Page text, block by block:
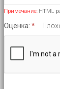
Примечание: HTML
Оценка: